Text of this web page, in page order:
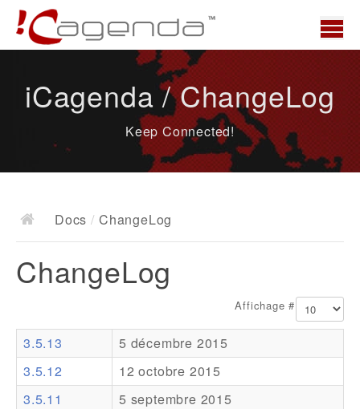
News
Docs
Documentation
Ressources
Addons
iCagenda / ChangeLog
Keep Connected!
Docs / ChangeLog
ChangeLog
Affichage #
3.5.13
5 décembre 2015
3.5.12
12 octobre 2015
3.5.11
5 septembre 2015